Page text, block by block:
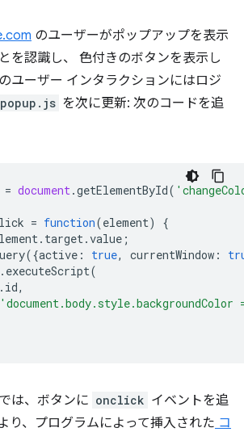
のユーザーがポップアップを表示
を認識し、 色付きのボタンを表示し
ユーザー インタラクションにはロジ
popup.js を次に更新: 次のコードを追
= document .getElementById(
= function(element)
{
. target .value ;
({active : true, currentWindow :
. executeScript(
id,
は、ボタンに onclick イベントを追
り、プログラムによって挿入された コ